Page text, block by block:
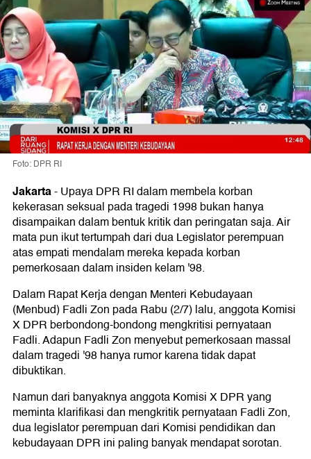
Foto: DPR RI
Jakarta-Upaya DPR RI dalam membela korban
kekerasan seksual pada tragedi 1998 bukan hanya
disampaikan dalam bentuk kritik dan peringatan saja. Air
mata pun ikut tertumpah dari dua Legislator perempuan
atas empati mendalam mereka kepada korban
pemerkosaan dalam insiden kelam '98.
Dalam Rapat Kerja dengan Menteri Kebudayaan
(Menbud) Fadli Zon pada Rabu (2/7) lalu, anggota Komisi
X DPR berbondong-bondong mengkritisi pernyataan
Fadli. Adapun Fadli Zon menyebut pemerkosaan massal
dalam tragedi '98 hanya rumor karena tidak dapat
dibuktikan.
Namun dari banyaknya anggota Komisi X DPR yang
meminta klarifikasi dan mengkritik pernyataan Fadli Zon,
dua legislator perempuan dari Komisi pendidikan dan
kebudayaan DPR ini paling banyak mendapat sorotan.